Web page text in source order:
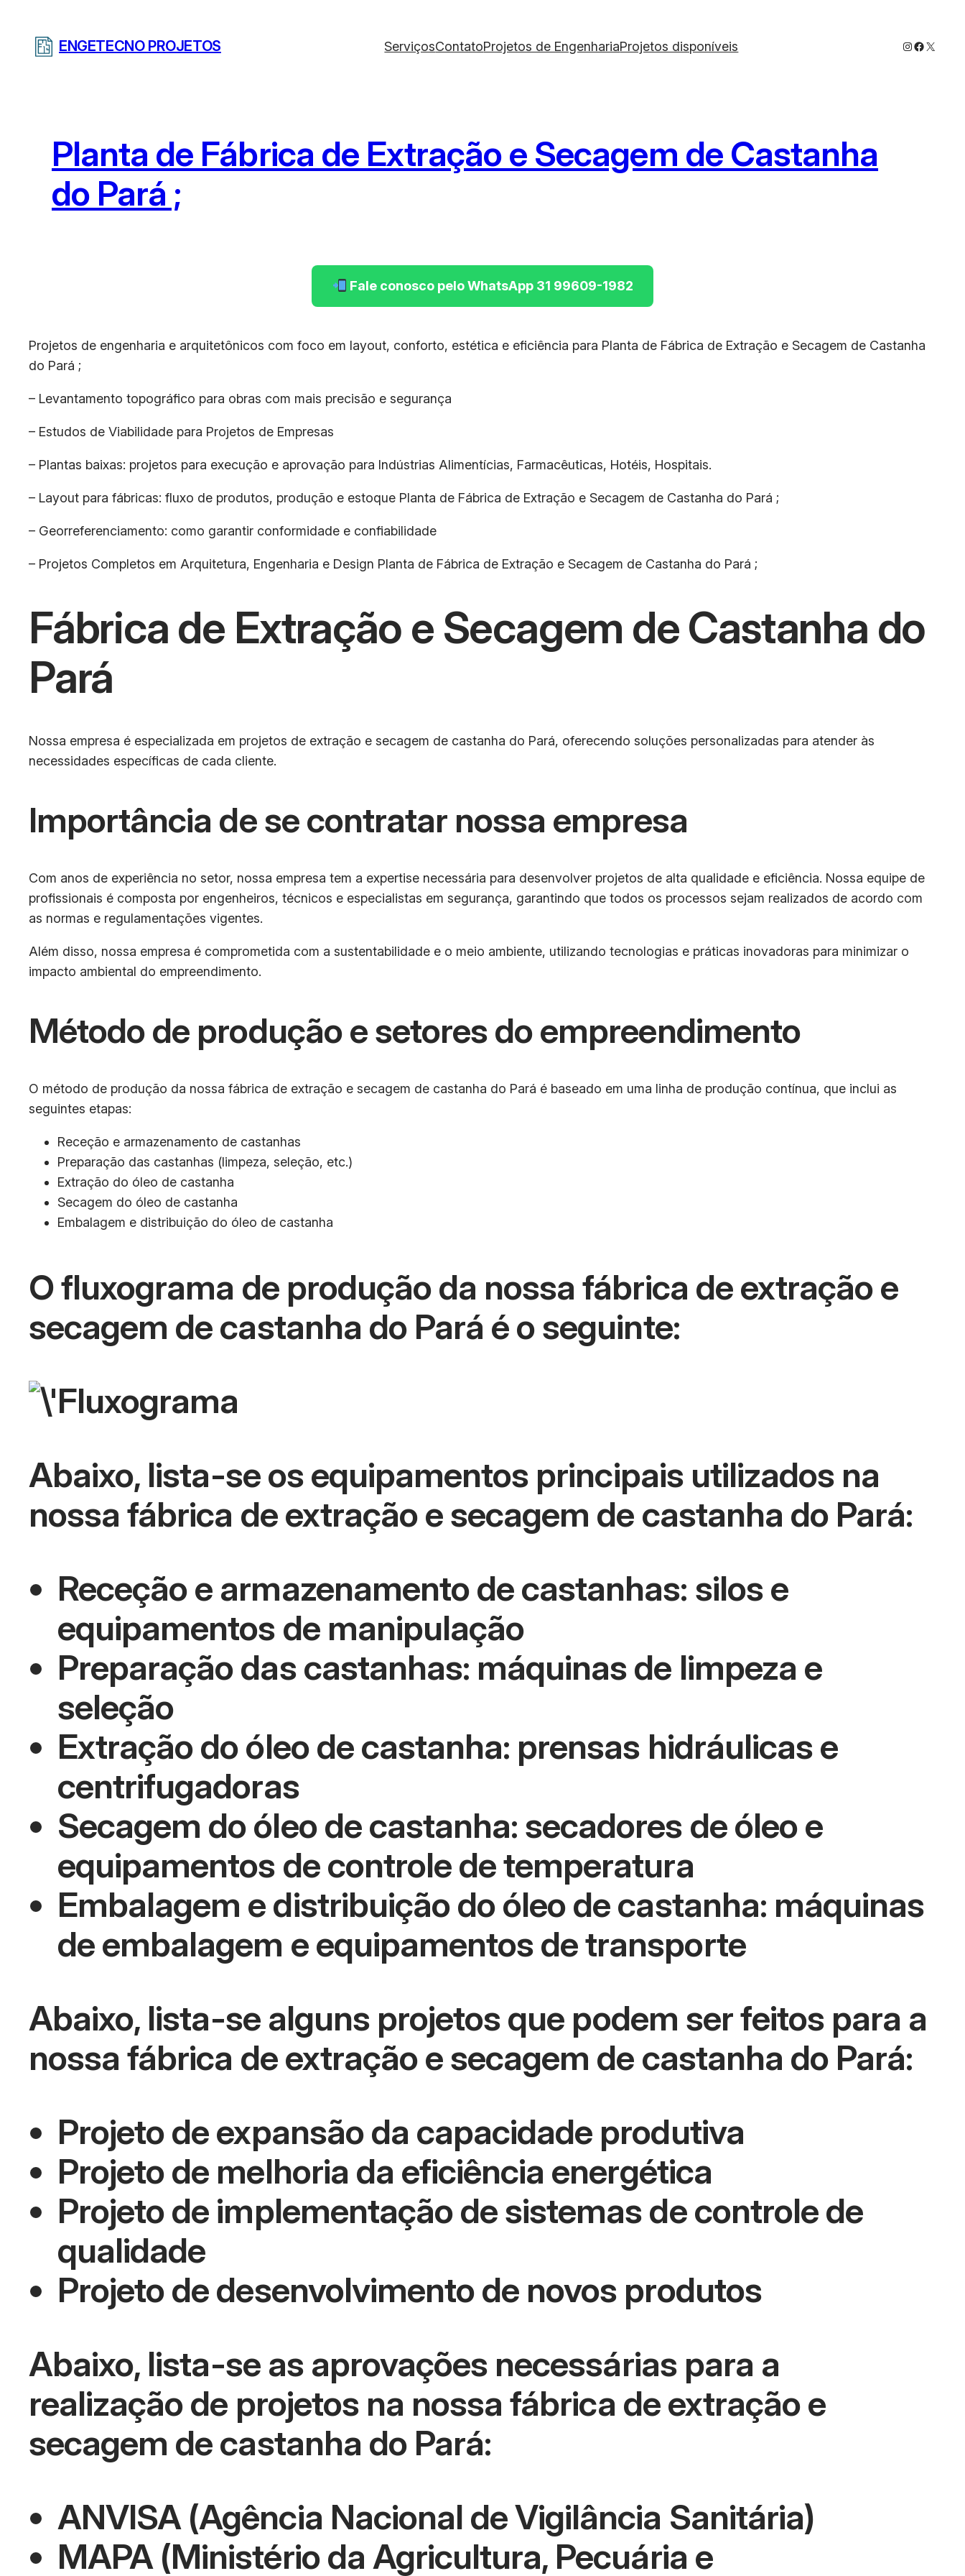
ENGETECNO PROJETOS ServiçosContatoProjetos de EngenhariaProjetos disponíveis Instagram
X
Planta de Fábrica de Extração e Secagem de Castanha
do Pará ;
Fale conosco pelo WhatsApp 31 99609-1982
Projetos de engenharia e arquitetônicos com foco em layout, conforto, estética e eficiência para Planta de Fábrica de Extração e Secagem de Castanha
do Pará ;
– Levantamento topográfico para obras com mais precisão e segurança
– Estudos de Viabilidade para Projetos de Empresas
– Plantas baixas: projetos para execução e aprovação para Indústrias Alimentícias, Farmacêuticas, Hotéis, Hospitais.
– Layout para fábricas: fluxo de produtos, produção e estoque Planta de Fábrica de Extração e Secagem de Castanha do Pará ;
– Georreferenciamento: como garantir conformidade e confiabilidade
– Projetos Completos em Arquitetura, Engenharia e Design Planta de Fábrica de Extração e Secagem de Castanha do Pará ;
Fábrica de Extração e Secagem de Castanha do
Pará
Nossa empresa é especializada em projetos de extração e secagem de castanha do Pará, oferecendo soluções personalizadas para atender às
necessidades específicas de cada cliente.
Importância de se contratar nossa empresa
Com anos de experiência no setor, nossa empresa tem a expertise necessária para desenvolver projetos de alta qualidade e eficiência. Nossa equipe de
profissionais é composta por engenheiros, técnicos e especialistas em segurança, garantindo que todos os processos sejam realizados de acordo com
as normas e regulamentações vigentes.
Além disso, nossa empresa é comprometida com a sustentabilidade e o meio ambiente, utilizando tecnologias e práticas inovadoras para minimizar o
impacto ambiental do empreendimento.
Método de produção e setores do empreendimento
O método de produção da nossa fábrica de extração e secagem de castanha do Pará é baseado em uma linha de produção contínua, que inclui as
seguintes etapas:
Receção e armazenamento de castanhas
Preparação das castanhas (limpeza, seleção, etc.)
Extração do óleo de castanha
Secagem do óleo de castanha
Embalagem e distribuição do óleo de castanha
O fluxograma de produção da nossa fábrica de extração e
secagem de castanha do Pará é o seguinte:
Abaixo, lista-se os equipamentos principais utilizados na
nossa fábrica de extração e secagem de castanha do Pará:
Receção e armazenamento de castanhas: silos e
equipamentos de manipulação
Preparação das castanhas: máquinas de limpeza e
seleção
Extração do óleo de castanha: prensas hidráulicas e
centrifugadoras
Secagem do óleo de castanha: secadores de óleo e
equipamentos de controle de temperatura
Embalagem e distribuição do óleo de castanha: máquinas
de embalagem e equipamentos de transporte
Abaixo, lista-se alguns projetos que podem ser feitos para a
nossa fábrica de extração e secagem de castanha do Pará:
Projeto de expansão da capacidade produtiva
Projeto de melhoria da eficiência energética
Projeto de implementação de sistemas de controle de
qualidade
Projeto de desenvolvimento de novos produtos
Abaixo, lista-se as aprovações necessárias para a
realização de projetos na nossa fábrica de extração e
secagem de castanha do Pará:
ANVISA (Agência Nacional de Vigilância Sanitária)
MAPA (Ministério da Agricultura, Pecuária e